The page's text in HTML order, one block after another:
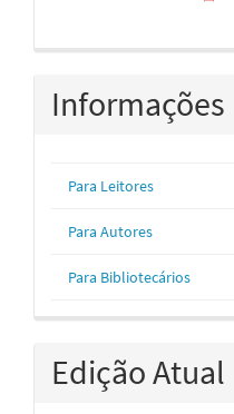
Informações
Para Leitores
Para Autores
Para Bibliotecários
Edição Atual